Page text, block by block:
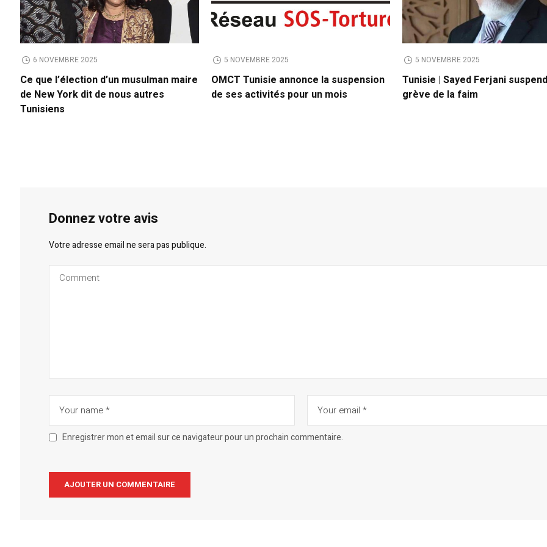
6 NOVEMBRE 2025
Ce que l’élection d’un musulman maire
de New York dit de nous autres
Tunisiens
5 NOVEMBRE 2025
OMCT Tunisie annonce la suspension
de ses activités pour un mois
5 NOVEMBRE 2025
Tunisie | Sayed Ferjani
grève de la faim
Donnez votre avis
Votre adresse email ne sera pas publique.
Enregistrer mon et email sur ce navigateur pour un prochain commentaire.